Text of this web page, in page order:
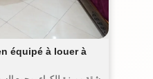
équipé à louer à